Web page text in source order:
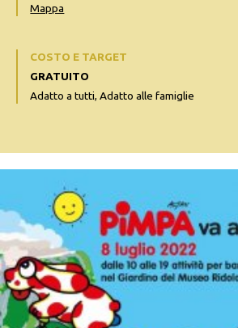
Mappa
COSTO E TARGET
GRATUITO
Adatto a tutti, Adatto alle famiglie